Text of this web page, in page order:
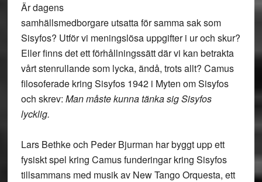
Är dagens
samhällsmedborgare utsatta för samma sak som
Sisyfos? Utför vi meningslösa uppgifter i ur och skur?
Eller finns det ett förhållningssätt där vi kan betrakta
vårt stenrullande som lycka, ändå, trots allt? Camus
filosoferade kring Sisyfos 1942 i Myten om Sisyfos
och skrev: Man måste kunna tänka sig Sisyfos
lycklig.
Lars Bethke och Peder Bjurman har byggt upp ett
fysiskt spel kring Camus funderingar kring Sisyfos
tillsammans med musik av New Tango Orquesta, ett